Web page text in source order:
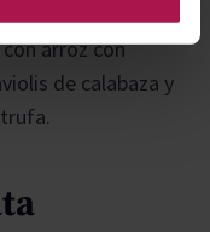
arroz con
de calabaza y